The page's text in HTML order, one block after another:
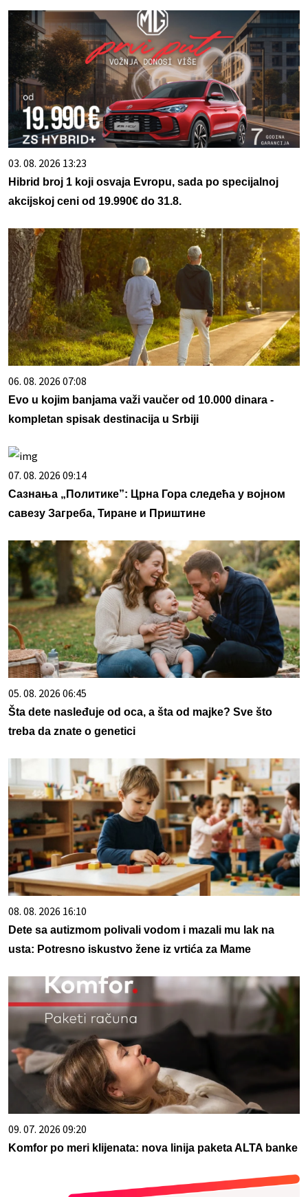
03. 08. 2026 13:23
Hibrid broj 1 koji osvaja Evropu, sada po specijalnoj
akcijskoj ceni od 19.990€ do 31.8.
06. 08. 2026 07:08
Evo u kojim banjama važi vaučer od 10.000 dinara -
kompletan spisak destinacija u Srbiji
07. 08. 2026 09:14
Сазнања „Политике”: Црна Гора следећа у војном
савезу Загреба, Тиране и Приштине
05. 08. 2026 06:45
Šta dete nasleđuje od oca, a šta od majke? Sve što
treba da znate o genetici
08. 08. 2026 16:10
Dete sa autizmom polivali vodom i mazali mu lak na
usta: Potresno iskustvo žene iz vrtića za Mame
09. 07. 2026 09:20
Komfor po meri klijenata: nova linija paketa ALTA banke